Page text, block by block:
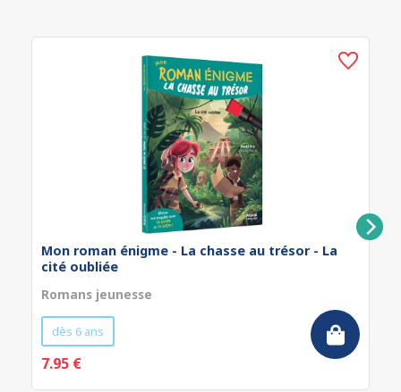
Mon roman énigme - La chasse au trésor - La
cité oubliée
Romans jeunesse
dès 6 ans
7.95 €